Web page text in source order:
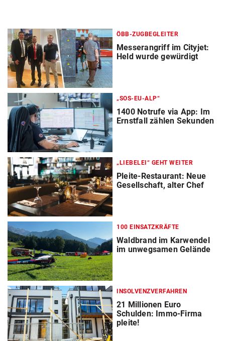
ÖBB-ZUGBEGLEITER
Messerangriff im Cityjet:
Held wurde gewürdigt
„SOS-EU-ALP“
1400 Notrufe via App: Im
Ernstfall zählen Sekunden
„LIEBELEI“ GEHT WEITER
Pleite-Restaurant: Neue
Gesellschaft, alter Chef
100 EINSATZKRÄFTE
Waldbrand im Karwendel
im unwegsamen Gelände
INSOLVENZVERFAHREN
21 Millionen Euro
Schulden: Immo-Firma
pleite!